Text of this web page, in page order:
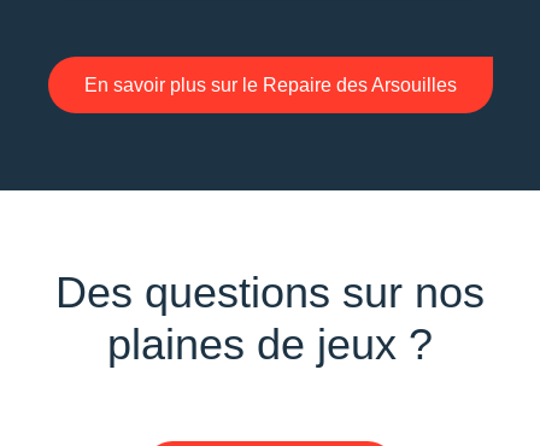
En savoir plus sur le Repaire des Arsouilles
Des questions sur nos
plaines de jeux ?